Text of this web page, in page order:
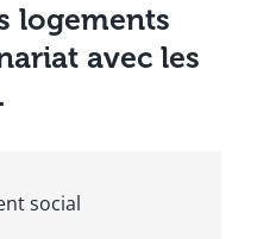
logements
avec les
social